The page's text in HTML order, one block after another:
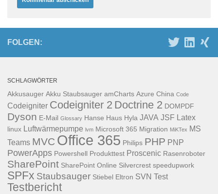
FOLGEN:
SCHLAGWÖRTER
Akkusauger Akku Staubsauger amCharts Azure China Code
Codeigniter Codeigniter 2 Doctrine 2 DOMPDF
Dyson E-Mail Glossary Hanse Haus Hyla JAVA JSF Latex
linux Luftwärmepumpe lvm Microsoft 365 Migration MiKTex MS
Teams MVC Office 365 Philips PHP PNP
PowerApps Powershell Produkttest Proscenic Rasenroboter
SharePoint SharePoint Online Silvercrest speedupwork
SPFx Staubsauger Stiebel Eltron SVN Test
Testbericht